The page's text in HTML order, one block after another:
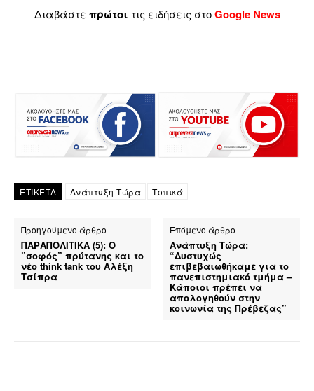
Διαβάστε πρώτοι τις ειδήσεις στοGoogle News
ΕΤΙΚΕΤΑ Ανάπτυξη Τώρα Τοπικά
Προηγούμενο άρθρο
ΠΑΡΑΠΟΛΙΤΙΚΑ (5): Ο
”σοφός” πρύτανης και το
νέο think tank του Αλέξη
Τσίπρα
Επόμενο άρθρο
Ανάπτυξη Τώρα:
“Δυστυχώς
επιβεβαιωθήκαμε για το
πανεπιστημιακό τμήμα –
Κάποιοι πρέπει να
απολογηθούν στην
κοινωνία της Πρέβεζας”